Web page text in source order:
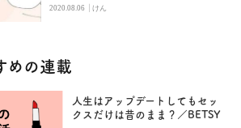
2020.08.06 |けん
めの連載
人生はアップデートしてもセッ
クスだけは昔のまま？／BETSY